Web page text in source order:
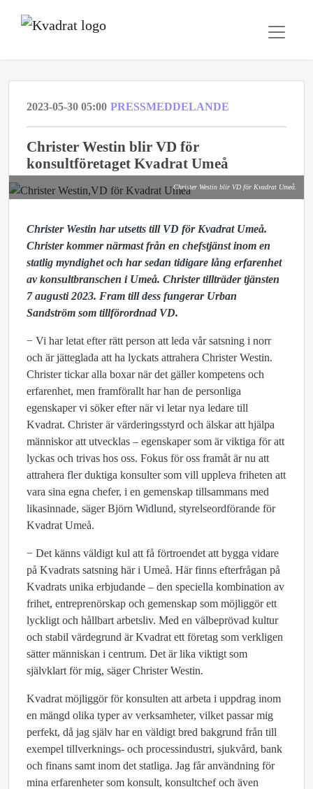
2023-05-30 05:00 PRESSMEDDELANDE
Christer Westin blir VD för
konsultföretaget Kvadrat Umeå
Christer Westin blir VD för Kvadrat Umeå.
Christer Westin har utsetts till VD för Kvadrat Umeå.
Christer kommer närmast från en chefstjänst inom en
statlig myndighet och har sedan tidigare lång erfarenhet
av konsultbranschen i Umeå. Christer tillträder tjänsten
7 augusti 2023. Fram till dess fungerar Urban
Sandström som tillförordnad VD.
− Vi har letat efter rätt person att leda vår satsning i norr
och är jätteglada att ha lyckats attrahera Christer Westin.
Christer tickar alla boxar när det gäller kompetens och
erfarenhet, men framförallt har han de personliga
egenskaper vi söker efter när vi letar nya ledare till
Kvadrat. Christer är värderingsstyrd och älskar att hjälpa
människor att utvecklas – egenskaper som är viktiga för att
lyckas och trivas hos oss. Fokus för oss framåt är nu att
attrahera fler duktiga konsulter som vill uppleva friheten att
vara sina egna chefer, i en gemenskap tillsammans med
likasinnade, säger Björn Widlund, styrelseordförande för
Kvadrat Umeå.
− Det känns väldigt kul att få förtroendet att bygga vidare
på Kvadrats satsning här i Umeå. Här finns efterfrågan på
Kvadrats unika erbjudande – den speciella kombination av
frihet, entreprenörskap och gemenskap som möjliggör ett
lyckligt och hållbart arbetsliv. Med en välbeprövad kultur
och stabil värdegrund är Kvadrat ett företag som verkligen
sätter människan i centrum. Det är lika viktigt som
självklart för mig, säger Christer Westin.
Kvadrat möjliggör för konsulten att arbeta i uppdrag inom
en mängd olika typer av verksamheter, vilket passar mig
perfekt, då jag själv har en väldigt bred bakgrund från till
exempel tillverknings- och processindustri, sjukvård, bank
och finans samt inom det statliga. Jag får användning för
mina erfarenheter som konsult, konsultchef och även